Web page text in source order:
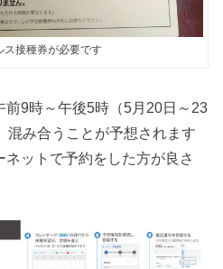
ス接種券が必要です
前9時～午後5時（5月20日～23
混み合うことが予想されます
ットで予約をした方が良さ